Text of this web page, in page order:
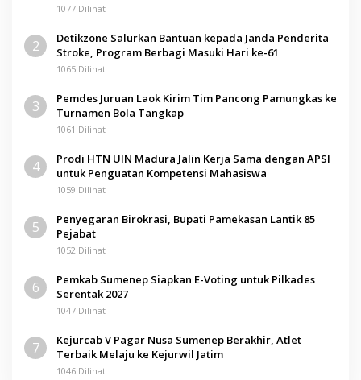
1077 Dilihat
2
Detikzone Salurkan Bantuan kepada Janda Penderita
Stroke, Program Berbagi Masuki Hari ke-61
1065 Dilihat
3
Pemdes Juruan Laok Kirim Tim Pancong Pamungkas ke
Turnamen Bola Tangkap
1061 Dilihat
4
Prodi HTN UIN Madura Jalin Kerja Sama dengan APSI
untuk Penguatan Kompetensi Mahasiswa
1059 Dilihat
5
Penyegaran Birokrasi, Bupati Pamekasan Lantik 85
Pejabat
1052 Dilihat
6
Pemkab Sumenep Siapkan E-Voting untuk Pilkades
Serentak 2027
1047 Dilihat
7
Kejurcab V Pagar Nusa Sumenep Berakhir, Atlet
Terbaik Melaju ke Kejurwil Jatim
1046 Dilihat